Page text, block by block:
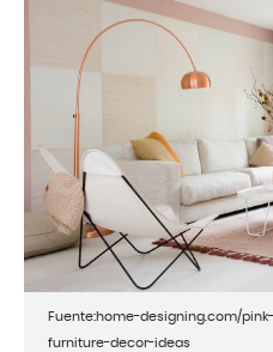
Fuente:home-designing.com/
furniture-decor-ideas